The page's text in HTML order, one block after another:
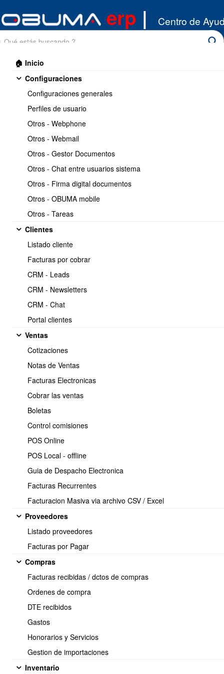
erp | Centro de
🏠 Inicio
Configuraciones
Configuraciones generales
Perfiles de usuario
Otros - Webphone
Otros - Webmail
Otros - Gestor Documentos
Otros - Chat entre usuarios sistema
Otros - Firma digital documentos
Otros - OBUMA mobile
Otros - Tareas
Clientes
Listado cliente
Facturas por cobrar
CRM - Leads
CRM - Newsletters
CRM - Chat
Portal clientes
Ventas
Cotizaciones
Notas de Ventas
Facturas Electronicas
Cobrar las ventas
Boletas
Control comisiones
POS Online
POS Local - offline
Guia de Despacho Electronica
Facturas Recurrentes
Facturacion Masiva via archivo CSV / Excel
Proveedores
Listado proveedores
Facturas por Pagar
Compras
Facturas recibidas / dctos de compras
Ordenes de compra
DTE recibidos
Gastos
Honorarios y Servicios
Gestion de importaciones
Inventario
API Integracion/
Ventas
1.- API : Ventas
2.- API : Ventas > Cotizaciones
3.- API : Ventas > Cobros
4.- API : Ventas > Enviar Ventas a OBUMA via API
5.- API : Ventas > Consultar Boletas electronicas emitidas
6.- API : Ventas > Consultar ventas emitidas en OBUMA por rut del
7.- API : Ventas > Consultar DTE emitidos
Tel.: (+56) 225 88 44 99 Opc. 2
E-mail: soporte@obuma.cl